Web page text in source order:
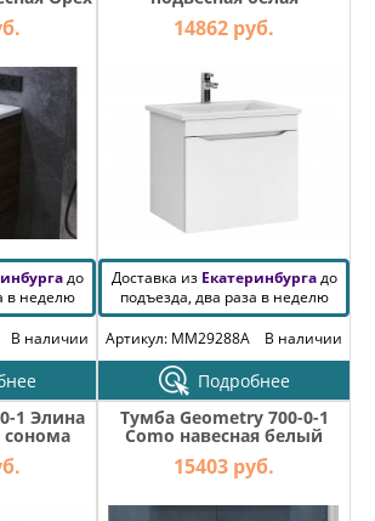
до
в неделю
В наличии
14862 руб.
Доставка из Екатеринбургадо
подъезда, два раза в неделю
Артикул: MM29288A
В наличии
Подробнее
1 Элина
сонома
Тумба Geometry 700-0-1
Como навесная белый
15403 руб.